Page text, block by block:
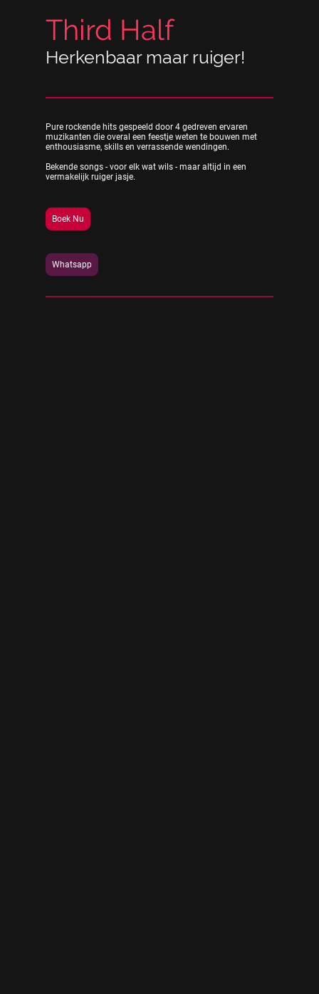
Third Half
Herkenbaar maar ruiger!
Pure rockende hits gespeeld door 4 gedreven ervaren
muzikanten die overal een feestje weten te bouwen met
enthousiasme, skills en verrassende wendingen.
Bekende songs - voor elk wat wils - maar altijd in een
vermakelijk ruiger jasje.
Boek Nu
Whatsapp